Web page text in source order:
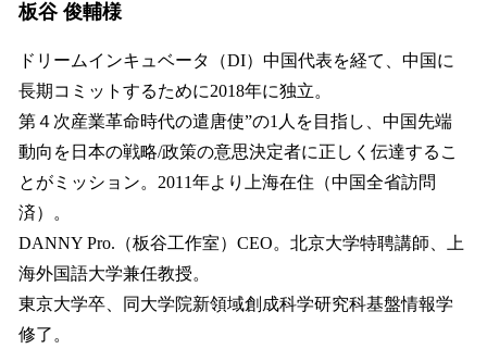
板谷 俊輔様
ドリームインキュベータ（DI）中国代表を経て、中国に
長期コミットするために2018年に独立。
第４次産業革命時代の遣唐使”の1人を目指し、中国先端
動向を日本の戦略/政策の意思決定者に正しく伝達するこ
とがミッション。2011年より上海在住（中国全省訪問
済）。
DANNY Pro.（板谷工作室）CEO。北京大学特聘講師、上
海外国語大学兼任教授。
東京大学卒、同大学院新領域創成科学研究科基盤情報学
修了。